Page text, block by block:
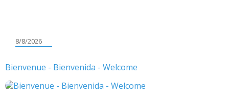
8/8/2026
Bienvenue - Bienvenida - Welcome